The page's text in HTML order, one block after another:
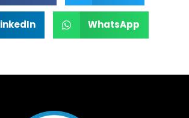
WhatsApp